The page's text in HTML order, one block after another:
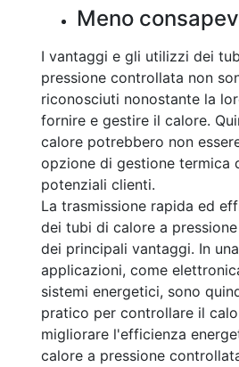
Meno
I vantaggi e gli utilizzi dei
pressione controllata non
riconosciuti nonostante la
fornire e gestire il calore.
calore potrebbero non
opzione di gestione termica
potenziali clienti.
La trasmissione rapida ed
dei tubi di calore a
dei principali vantaggi. In
applicazioni, come
sistemi energetici, sono
pratico per controllare il
migliorare l'efficienza
calore a pressione